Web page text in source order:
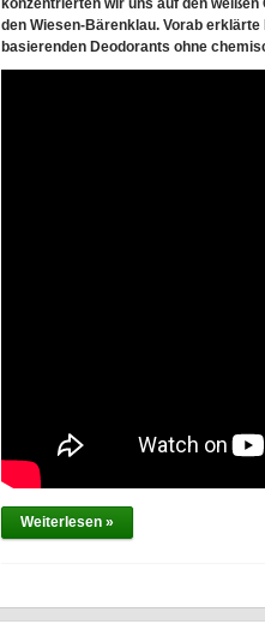
konzentrierten wir uns auf den
den Wiesen-Bärenklau. Vorab
basierenden Deodorants ohne
Weiterlesen »